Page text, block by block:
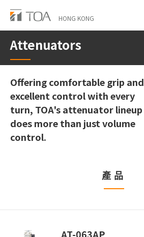
Skip
main
content
HONG KONG
Attenuators
Offering comfortable grip and
excellent control with every
turn, TOA's attenuator lineup
does more than just volume
control.
產品
AT-063AP